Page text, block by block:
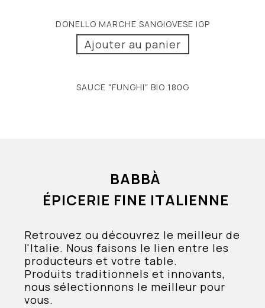
DONELLO MARCHE SANGIOVESE IGP
Ajouter au panier
SAUCE "FUNGHI" BIO 180G
BABBÀ
ÉPICERIE FINE ITALIENNE
Retrouvez ou découvrez le meilleur de
l'Italie. Nous faisons le lien entre les
producteurs et votre table.
Produits traditionnels et innovants,
nous sélectionnons le meilleur pour
vous.